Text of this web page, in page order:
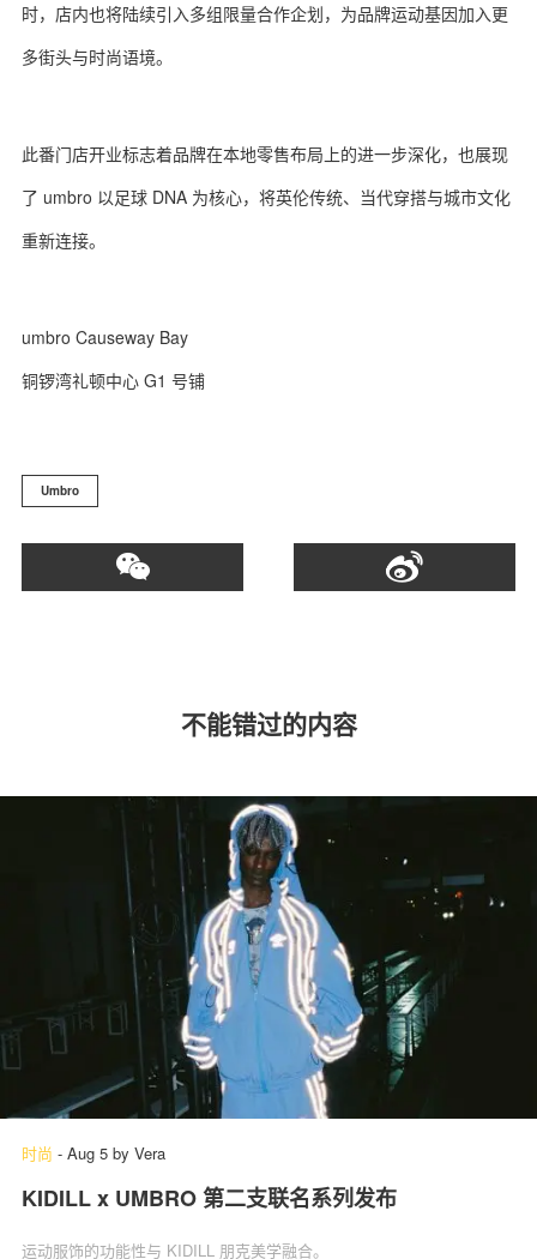
时，店内也将陆续引入多组限量合作企划，为品牌运动基因加入更
多街头与时尚语境。
此番门店开业标志着品牌在本地零售布局上的进一步深化，也展现
了 umbro 以足球 DNA 为核心，将英伦传统、当代穿搭与城市文化
重新连接。
umbro Causeway Bay
铜锣湾礼顿中心 G1 号铺
Umbro
不能错过的内容
时尚 - Aug 5 by Vera
KIDILL x UMBRO 第二支联名系列发布
运动服饰的功能性与 KIDILL 朋克美学融合。